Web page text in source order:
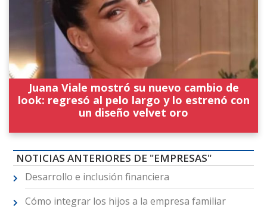
Juana Viale mostró su nuevo cambio de
look: regresó al pelo largo y lo estrenó con
un diseño velvet oro
NOTICIAS ANTERIORES DE "EMPRESAS"
Desarrollo e inclusión financiera
Cómo integrar los hijos a la empresa familiar